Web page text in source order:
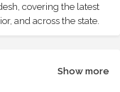
covering the latest
and across the state.
Show more